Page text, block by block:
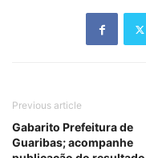
Previous article
Gabarito Prefeitura de
Guaribas; acompanhe